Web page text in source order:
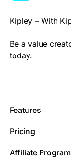
Kipley – With
Be a value
today.
Features
Pricing
Affiliate Program